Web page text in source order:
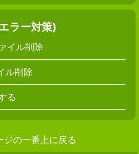
ラー対策)
イル削除
ル削除
る
ジの一番上に戻る